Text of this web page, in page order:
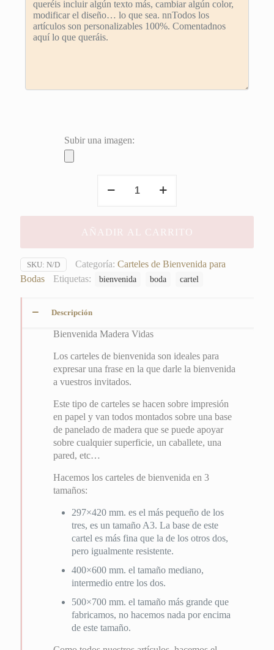
Subir una imagen:
Madera
cantidad
AÑADIR AL CARRITO
SKU: N/D Categoría: Carteles de Bienvenida para
Bodas
Etiquetas: bienvenida boda cartel
Descripción
Bienvenida Madera Vidas
Los carteles de bienvenida son ideales para
expresar una frase en la que darle la bienvenida
a vuestros invitados.
Este tipo de carteles se hacen sobre impresión
en papel y van todos montados sobre una base
de panelado de madera que se puede apoyar
sobre cualquier superficie, un caballete, una
pared, etc…
Hacemos los carteles de bienvenida en 3
tamaños:
297×420 mm. es el más pequeño de los
tres, es un tamaño A3. La base de este
cartel es más fina que la de los otros dos,
pero igualmente resistente.
400×600 mm. el tamaño mediano,
intermedio entre los dos.
500×700 mm. el tamaño más grande que
fabricamos, no hacemos nada por encima
de este tamaño.